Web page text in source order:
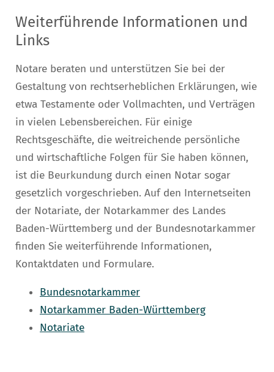
Weiterführende Informationen und
Links
Notare beraten und unterstützen Sie bei der
Gestaltung von rechtserheblichen Erklärungen, wie
etwa Testamente oder Vollmachten, und Verträgen
in vielen Lebensbereichen. Für einige
Rechtsgeschäfte, die weitreichende persönliche
und wirtschaftliche Folgen für Sie haben können,
ist die Beurkundung durch einen Notar sogar
gesetzlich vorgeschrieben. Auf den Internetseiten
der Notariate, der Notarkammer des Landes
Baden-Württemberg und der Bundesnotarkammer
finden Sie weiterführende Informationen,
Kontaktdaten und Formulare.
Bundesnotarkammer
Notarkammer Baden-Württemberg
Notariate